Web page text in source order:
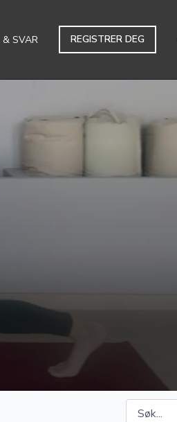
SVAR REGISTRER DEG